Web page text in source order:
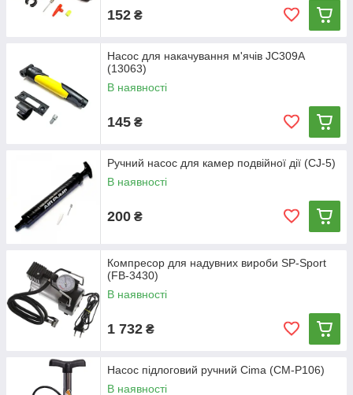
152 ₴
Насос для накачування м'ячів JC309A
(13063)
В наявності
145 ₴
Ручний насос для камер подвійної дії (CJ-5)
В наявності
200 ₴
Компресор для надувних вироби SP-Sport
(FB-3430)
В наявності
1 732 ₴
Насос підлоговий ручний Cima (CM-P106)
В наявності